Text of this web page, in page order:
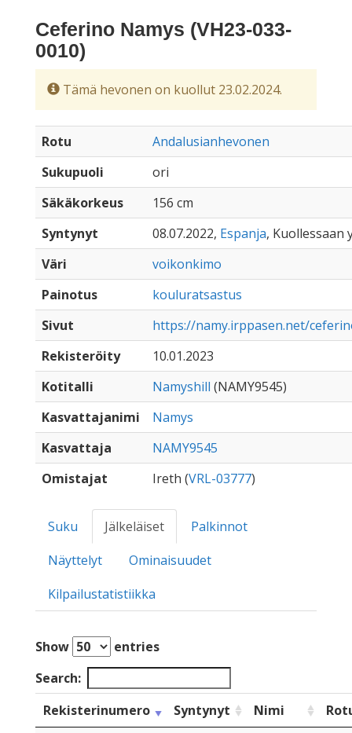
Ceferino Namys (VH23-033-
0010)
Tämä hevonen on kuollut 23.02.2024.
Rotu
Andalusianhevonen
Sukupuoli
ori
Säkäkorkeus
156 cm
Syntynyt
08.07.2022, Espanja, Kuollessaan
Väri
voikonkimo
Painotus
kouluratsastus
Sivut
https://namy.irppasen.net/
Rekisteröity
10.01.2023
Kotitalli
Namyshill (NAMY9545)
Kasvattajanimi
Namys
Kasvattaja
NAMY9545
Omistajat
Ireth (VRL-03777)
Suku Jälkeläiset
Palkinnot
Näyttelyt
Ominaisuudet
Kilpailustatistiikka
Show
entries
Search:
Rekisterinumero
Syntynyt Nimi